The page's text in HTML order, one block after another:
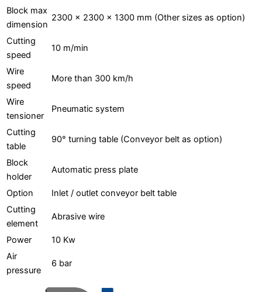
Block max
dimension
2300 x 2300 x 1300 mm (Other sizes as option)
Cutting
speed
10 m/min
Wire
speed
More than 300 km/h
Wire
tensioner
Pneumatic system
Cutting
table
90° turning table (Conveyor belt as option)
Block
holder
Automatic press plate
Option
Inlet / outlet conveyor belt table
Cutting
element
Abrasive wire
Power
10 Kw
Air
pressure
6 bar